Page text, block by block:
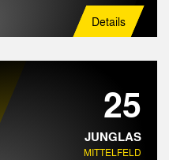
Details
25
JUNGLAS
MITTELFELD